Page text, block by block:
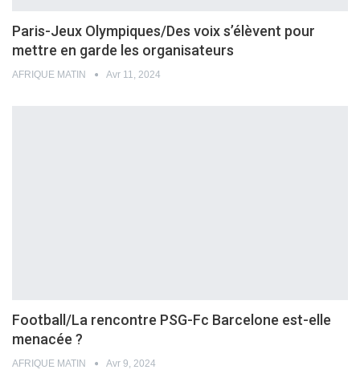
Paris-Jeux Olympiques/Des voix s’élèvent pour
mettre en garde les organisateurs
AFRIQUE MATIN Avr 11, 2024
Football/La rencontre PSG-Fc Barcelone est-elle
menacée ?
AFRIQUE MATIN Avr 9, 2024